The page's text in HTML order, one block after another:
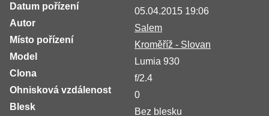
Datum pořízení
05.04.2015 19:06
Autor
Salem
Místo pořízení
Kroměříž - Slovan
Model
Lumia 930
Clona
f/2.4
Ohnisková vzdálenost
0
Blesk
Bez blesku